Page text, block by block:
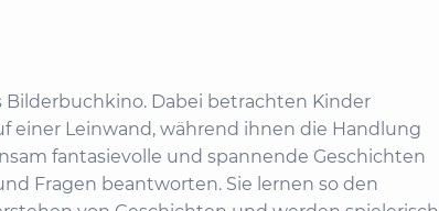
Dabei betrachten Kinder
einer Leinwand, während ihnen die Handlung
fantasievolle und spannende Geschichten
Fragen beantworten. Sie lernen so den